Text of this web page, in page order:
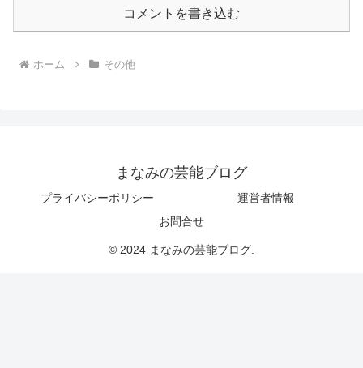
コメントを書き込む
ホーム その他
まなみの芸能ブログ
プライバシーポリシー
運営者情報
お問合せ
© 2024 まなみの芸能ブログ.